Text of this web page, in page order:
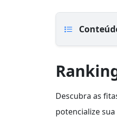
Descubra as
potencialize